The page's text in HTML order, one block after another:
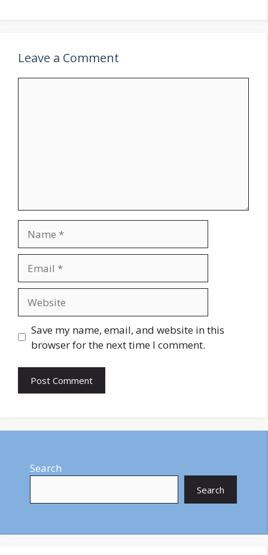
Leave a Comment
Save my name, email, and website in this
browser for the next time I comment.
Search
Search